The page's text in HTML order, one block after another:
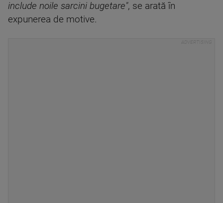
include noile sarcini bugetare", se arată în
expunerea de motive.